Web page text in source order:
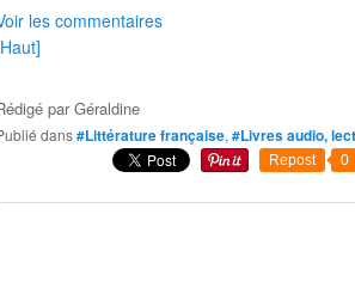
les commentaires
parGéraldine
Publié dans#Littérature française, #Livres audio,
Repost 0